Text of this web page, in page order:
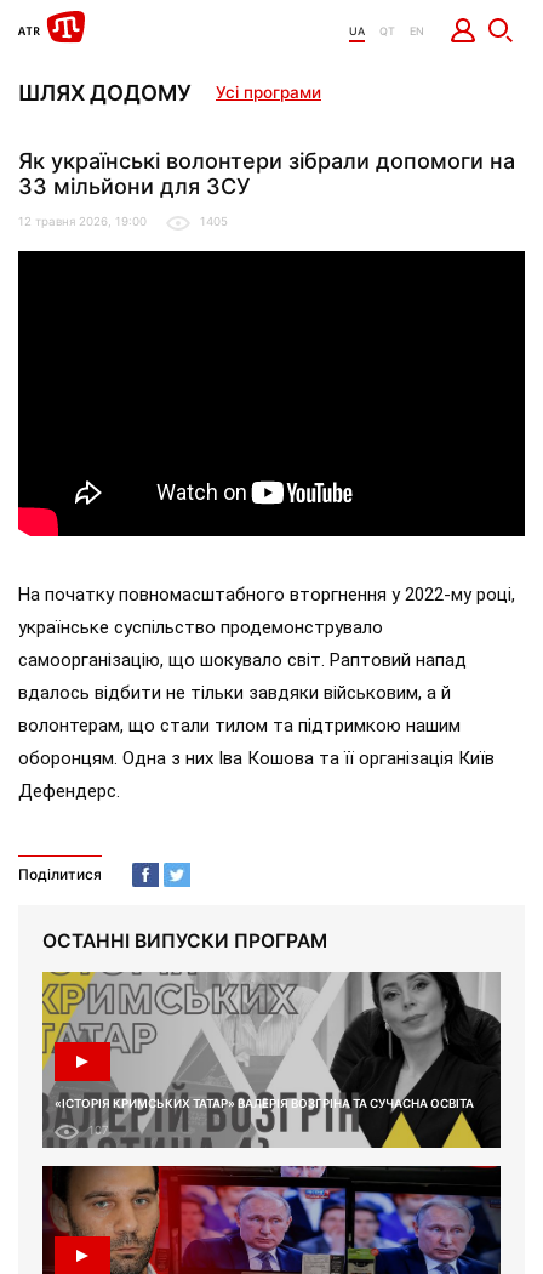
UA QT EN
ШЛЯХ ДОДОМУ Усі програми
Як українські волонтери зібрали допомоги на
33 мільйони для ЗСУ
12 травня 2026, 19:00 1405
На початку повномасштабного вторгнення у 2022-му році,
українське суспільство продемонструвало
самоорганізацію, що шокувало світ. Раптовий напад
вдалось відбити не тільки завдяки військовим, а й
волонтерам, що стали тилом та підтримкою нашим
оборонцям. Одна з них Іва Кошова та її організація Київ
Дефендерс.
Поділитися
ОСТАННІ ВИПУСКИ ПРОГРАМ
«ІСТОРІЯ КРИМСЬКИХ ТАТАР» ВАЛЕРІЯ ВОЗГРІНА ТА СУЧАСНА ОСВІТА
107